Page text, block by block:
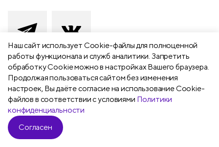
Наш сайт использует Сookie-файлы для полноценной
работы функционала и служб аналитики. Запретить
обработку Cookie можно в настройках Вашего браузера.
Продолжая пользоваться сайтом без изменения
настроек, Вы даёте согласие на использование Cookie-
файлов в соответствии с условиями Политики
конфиденциальности
Согласен
Чертежные принадлежности
Хобби и творчество
Презентационное оборудование
Школьный текстиль
Бумажная продукция
391111 Рязанская обл., Рыбновский р-
н,
г. Рыбное, ул. Берёзовая, 13а